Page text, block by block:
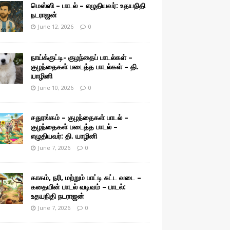
மெஸ்ஸி – பாடல் – எழுதியவர்: உதயநிதி
நடராஜன்
June 12, 2026 0
நாய்க்குட்டி- குழந்தைப் பாடல்கள் –
குழந்தைகள் படைத்த பாடல்கள் – தி.
யாழினி
June 10, 2026 0
சதுரங்கம் – குழந்தைகள் பாடல் –
குழந்தைகள் படைத்த பாடல் –
எழுதியவர்: தி. யாழினி
June 7, 2026 0
காகம், நரி, மற்றும் பாட்டி சுட்ட வடை –
கதையின் பாடல் வடிவம் – பாடல்:
உதயநிதி நடராஜன்
June 7, 2026 0